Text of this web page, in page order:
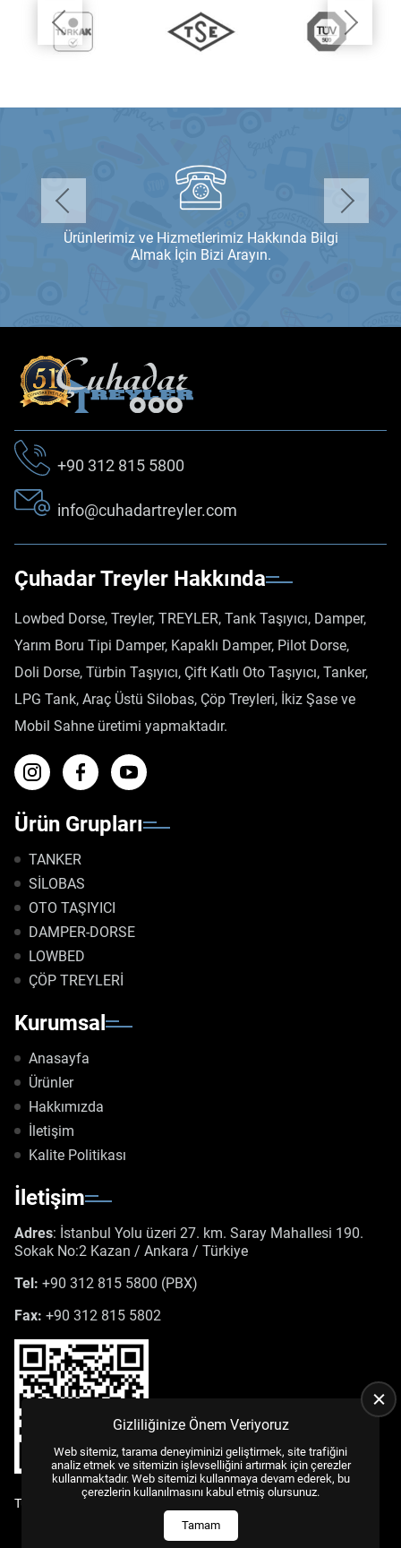
Kullanım kılavuzu hakkında bilgi almak için
bize mail atabilirsiniz.
+90 312 815 5800
info@cuhadartreyler.com
Çuhadar Treyler Hakkında
Lowbed Dorse, Treyler, TREYLER, Tank Taşıyıcı, Damper,
Yarım Boru Tipi Damper, Kapaklı Damper, Pilot Dorse,
Doli Dorse, Türbin Taşıyıcı, Çift Katlı Oto Taşıyıcı, Tanker,
LPG Tank, Araç Üstü Silobas, Çöp Treyleri, İkiz Şase ve
Mobil Sahne üretimi yapmaktadır.
Ürün Grupları
TANKER
SİLOBAS
OTO TAŞIYICI
DAMPER-DORSE
LOWBED
ÇÖP TREYLERİ
Kurumsal
Anasayfa
Ürünler
Hakkımızda
İletişim
Kalite Politikası
İletişim
Adres: İstanbul Yolu üzeri 27. km. Saray Mahallesi 190.
Sokak No:2 Kazan / Ankara / Türkiye
Tel: +90 312 815 5800 (PBX)
Fax: +90 312 815 5802
Tüm Hakları Saklıdır. | US YAZILIM
Gizliliğinize Önem Veriyoruz
Web sitemiz, tarama deneyiminizi geliştirmek, site trafiğini
analiz etmek ve sitemizin işlevselliğini artırmak için çerezler
kullanmaktadır. Web sitemizi kullanmaya devam ederek, bu
çerezlerin kullanılmasını kabul etmiş olursunuz.
Tamam